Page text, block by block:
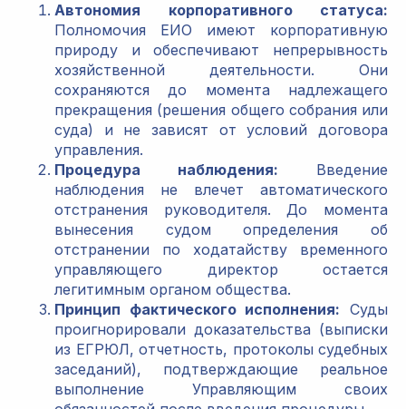
Автономия корпоративного статуса:
Полномочия ЕИО имеют корпоративную
природу и обеспечивают непрерывность
хозяйственной деятельности. Они
сохраняются до момента надлежащего
прекращения (решения общего собрания или
суда) и не зависят от условий договора
управления.
Процедура наблюдения: Введение
наблюдения не влечет автоматического
отстранения руководителя. До момента
вынесения судом определения об
отстранении по ходатайству временного
управляющего директор остается
легитимным органом общества.
Принцип фактического исполнения: Суды
проигнорировали доказательства (выписки
из ЕГРЮЛ, отчетность, протоколы судебных
заседаний), подтверждающие реальное
выполнение Управляющим своих